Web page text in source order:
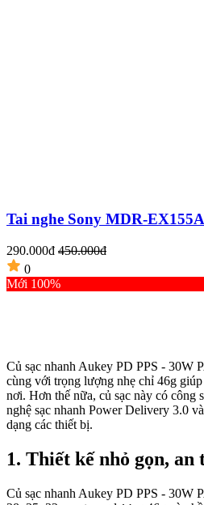
Tai nghe Sony MDR-
290.000đ 450.000đ
0
Mới 100%
Củ sạc nhanh Aukey PD PPS - 30W
cùng với trọng lượng nhẹ chỉ 46g
nơi. Hơn thế nữa, củ sạc này có công
nghệ sạc nhanh Power Delivery 3.0
dạng các thiết bị.
1. Thiết kế nhỏ gọn, an
Củ sạc nhanh Aukey PD PPS - 30W